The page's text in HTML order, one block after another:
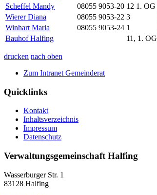
Scheffel Mandy
08055 9053-20 12 1. OG
Wierer Diana
08055 9053-22 3
Winhart Maria
08055 9053-24 1
Bauhof Halfing
11, 1. OG
drucken nach oben
Zum Intranet Gemeinderat
Quicklinks
Kontakt
Inhaltsverzeichnis
Impressum
Datenschutz
Verwaltungsgemeinschaft Halfing
Wasserburger Str. 1
83128 Halfing